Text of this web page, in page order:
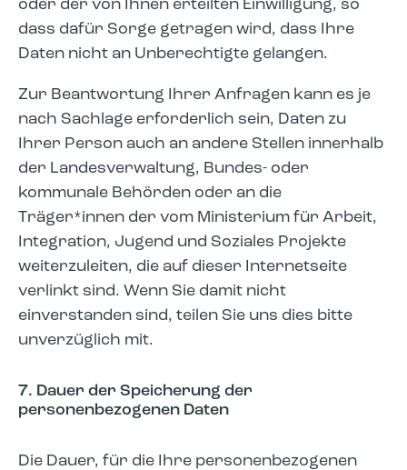
oder der von Ihnen erteilten Einwilligung, so
dass dafür Sorge getragen wird, dass Ihre
Daten nicht an Unberechtigte gelangen.
Zur Beantwortung Ihrer Anfragen kann es je
nach Sachlage erforderlich sein, Daten zu
Ihrer Person auch an andere Stellen innerhalb
der Landesverwaltung, Bundes- oder
kommunale Behörden oder an die
Träger*innen der vom Ministerium für Arbeit,
Integration, Jugend und Soziales Projekte
weiterzuleiten, die auf dieser Internetseite
verlinkt sind. Wenn Sie damit nicht
einverstanden sind, teilen Sie uns dies bitte
unverzüglich mit.
7. Dauer der Speicherung der
personenbezogenen Daten
Die Dauer, für die Ihre personenbezogenen